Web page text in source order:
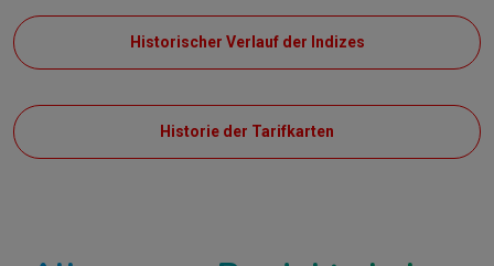
Historischer Verlauf der Indizes
Historie der Tarifkarten